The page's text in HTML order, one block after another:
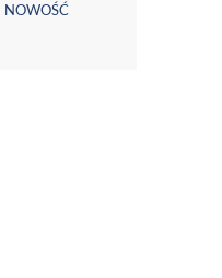
NOWOŚĆ